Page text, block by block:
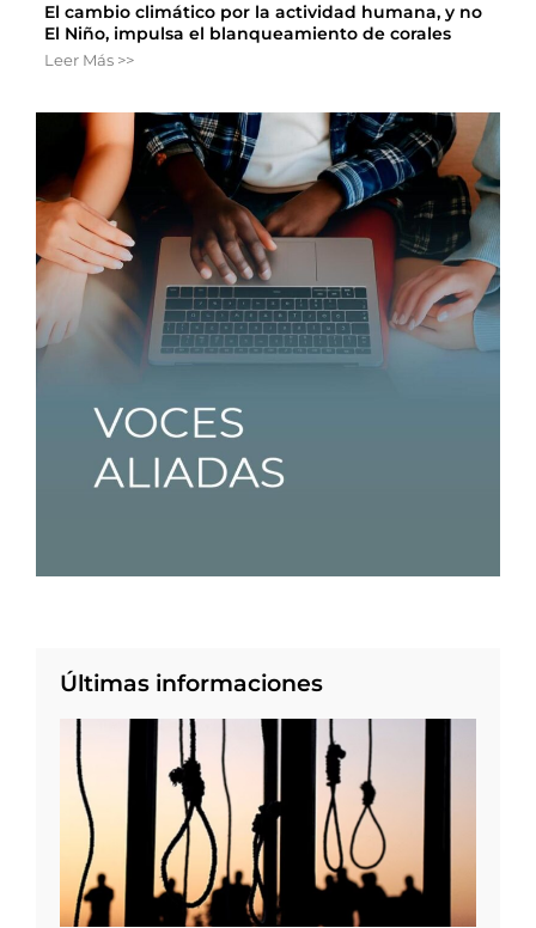
El cambio climático por la actividad humana, y no
El Niño, impulsa el blanqueamiento de corales
Leer Más >>
Últimas informaciones